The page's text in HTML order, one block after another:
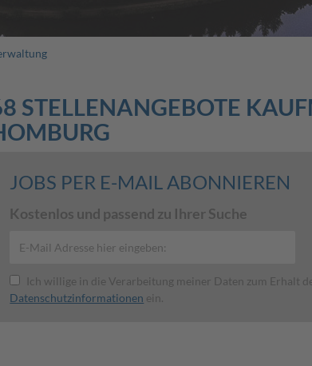
STELLENANGEBOTE
JOBS PER E-MAIL ABONNIEREN
Kostenlos und passend zu Ihrer Suche
Ich willige in die Verarbeitung meiner Daten zum Erhalt
Datenschutzinformationen ein.